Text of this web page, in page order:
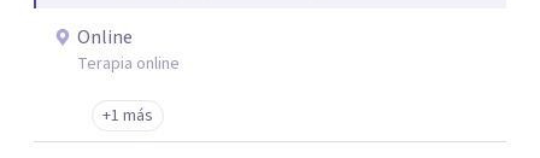
Online
Terapia online
+1 más